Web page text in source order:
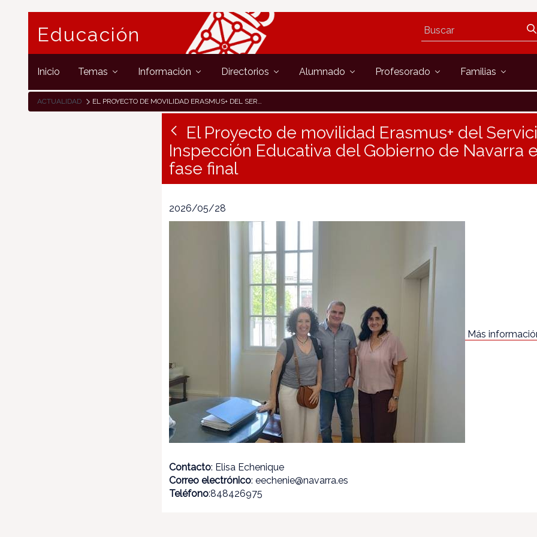
Educación
Inicio Temas Información Directorios Alumnado Profesorado Familias
ACTUALIDAD EL PROYECTO DE MOVILIDAD ERASMUS+ DEL SERVICIO DE INSPECCIÓN EDUCATIVA DEL GOBIERNO DE NAVARRA ENTRA EN SU FASE FINAL
El Proyecto de movilidad Erasmus+ del
Inspección Educativa del Gobierno de Navarra
fase final
2026/05/28
Más
Contacto: Elisa Echenique
Correo electrónico: eechenie@navarra.es
Teléfono:848426975